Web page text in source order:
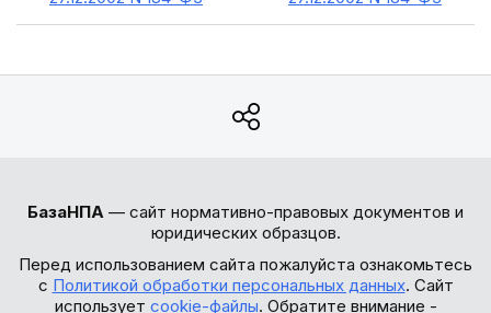
БазаНПА — сайт нормативно-правовых документов и
юридических образцов.
Перед использованием сайта пожалуйста ознакомьтесь
с Политикой обработки персональных данных. Сайт
использует cookie-файлы. Обратите внимание -